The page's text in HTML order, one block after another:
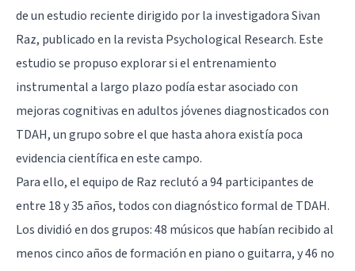
de un estudio reciente dirigido por la investigadora Sivan
Raz, publicado en la revista Psychological Research. Este
estudio se propuso explorar si el entrenamiento
instrumental a largo plazo podía estar asociado con
mejoras cognitivas en adultos jóvenes diagnosticados con
TDAH, un grupo sobre el que hasta ahora existía poca
evidencia científica en este campo.
Para ello, el equipo de Raz reclutó a 94 participantes de
entre 18 y 35 años, todos con diagnóstico formal de TDAH.
Los dividió en dos grupos: 48 músicos que habían recibido al
menos cinco años de formación en piano o guitarra, y 46 no